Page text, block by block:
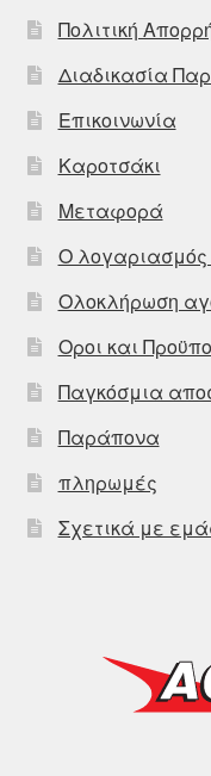
Πολιτική
Διαδικασία
Επικοινωνία
Καροτσάκι
Μεταφορά
Ο λογαριασμός
Ολοκλήρωση
Οροι και
Παγκόσμια
Παράπονα
πληρωμές
Σχετικά με